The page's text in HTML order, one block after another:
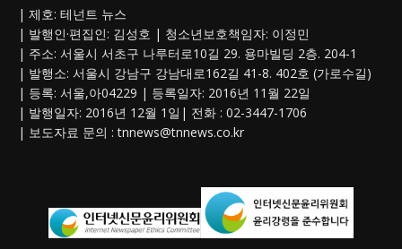
| 제호: 테넌트 뉴스
| 발행인·편집인: 김성호 | 청소년보호책임자: 이정민
| 주소: 서울시 서초구 나루터로10길 29. 용마빌딩 2층. 204-1
| 발행소: 서울시 강남구 강남대로162길 41-8. 402호 (가로수길)
| 등록: 서울,아04229 | 등록일자: 2016년 11월 22일
| 발행일자: 2016년 12월 1일| 전화 : 02-3447-1706
| 보도자료 문의 :tnnews@tnnews.co.kr